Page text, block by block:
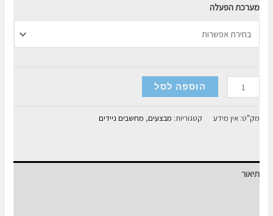
מערכת הפעלה
כמות
של
מחשב
מגע
הוספה לסל
מק"ט:אין מידע קטגוריות: מבצעים, מחשבים ניידים
תיאור